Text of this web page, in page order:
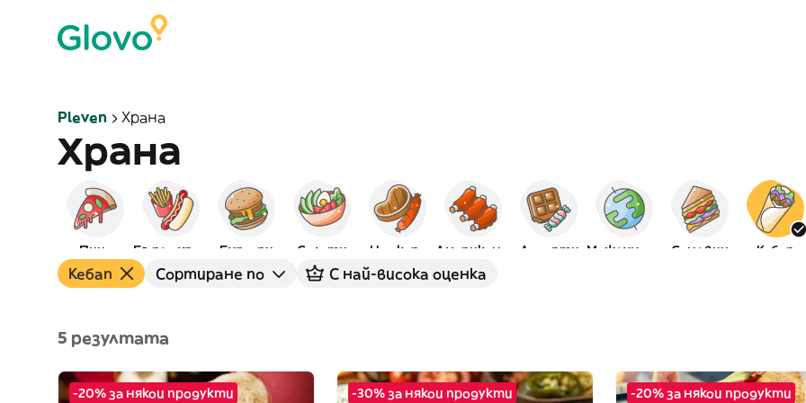
Pleven Храна
Храна
Пица Бургери Салати На скара Десерти Сандвич Кебап
Кебап Сортиране по С най-висока оценка
5 резултата
-20% за някои продукти -30% за някои продукти -20% за някои продукти